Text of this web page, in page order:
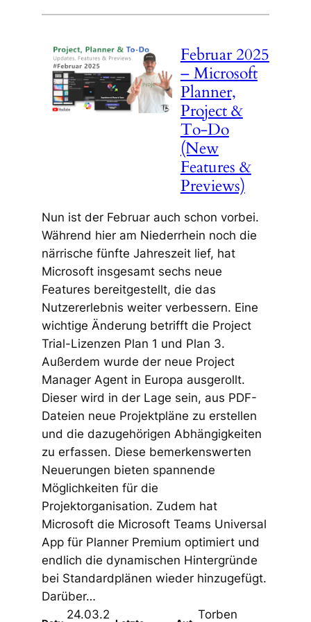
Februar 2025
– Microsoft
Planner,
Project &
To-Do
(New
Features &
Previews)
Nun ist der Februar auch schon vorbei.
Während hier am Niederrhein noch die
närrische fünfte Jahreszeit lief, hat
Microsoft insgesamt sechs neue
Features bereitgestellt, die das
Nutzererlebnis weiter verbessern. Eine
wichtige Änderung betrifft die Project
Trial-Lizenzen Plan 1 und Plan 3.
Außerdem wurde der neue Project
Manager Agent in Europa ausgerollt.
Dieser wird in der Lage sein, aus PDF-
Dateien neue Projektpläne zu erstellen
und die dazugehörigen Abhängigkeiten
zu erfassen. Diese bemerkenswerten
Neuerungen bieten spannende
Möglichkeiten für die
Projektorganisation. Zudem hat
Microsoft die Microsoft Teams Universal
App für Planner Premium optimiert und
endlich die dynamischen Hintergründe
bei Standardplänen wieder hinzugefügt.
Darüber…
24.03.2
Torben